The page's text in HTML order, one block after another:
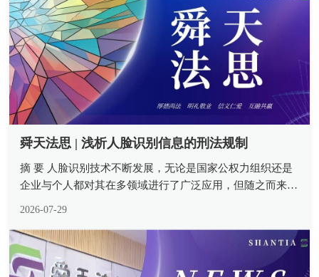
舜天法思 | 浅析人脸识别信息的刑法规制
摘 要 人脸识别技术不断发展，无论是国家公权力组织还是
企业与个人都对其在多领域进行了广泛应用，但随之而来的
设置刑事责任底线。人脸识...
2026-07-29